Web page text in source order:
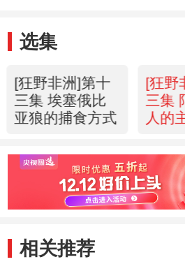
选集
[狂野非洲]第十
三集 埃塞俄比
亚狼的捕食方式
[狂野
三集
人的
相关推荐